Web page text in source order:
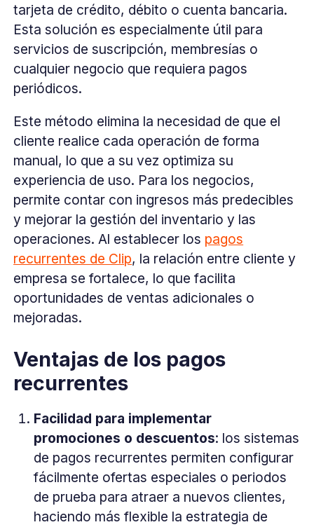
tarjeta de crédito, débito o cuenta bancaria.
Esta solución es especialmente útil para
servicios de suscripción, membresías o
cualquier negocio que requiera pagos
periódicos.
Este método elimina la necesidad de que el
cliente realice cada operación de forma
manual, lo que a su vez optimiza su
experiencia de uso. Para los negocios,
permite contar con ingresos más predecibles
y mejorar la gestión del inventario y las
operaciones. Al establecer los pagos
recurrentes de Clip, la relación entre cliente y
empresa se fortalece, lo que facilita
oportunidades de ventas adicionales o
mejoradas.
Ventajas de los pagos
recurrentes
Facilidad para implementar
promociones o descuentos: los sistemas
de pagos recurrentes permiten configurar
fácilmente ofertas especiales o periodos
de prueba para atraer a nuevos clientes,
haciendo más flexible la estrategia de